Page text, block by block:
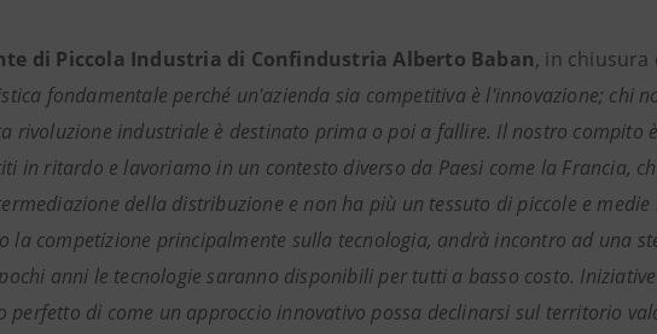
di Piccola Industria di Confindustria Alberto Baban, in chiusura
fondamentale perché un'azienda sia competitiva è l'innovazione; chi
rivoluzione industriale è destinato prima o poi a fallire. Il nostro compito
in ritardo e lavoriamo in un contesto diverso da Paesi come la Francia,
della distribuzione e non ha più un tessuto di piccole e
la competizione principalmente sulla tecnologia, andrà incontro ad una
anni le tecnologie saranno disponibili per tutti a basso costo. Iniziative
perfetto di come un approccio innovativo possa declinarsi sul territorio